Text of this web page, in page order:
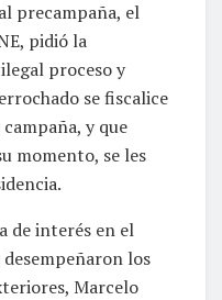
precampaña, el
pidió la
proceso y
se fiscalice
y que
momento, se les
de interés en el
los
Marcelo